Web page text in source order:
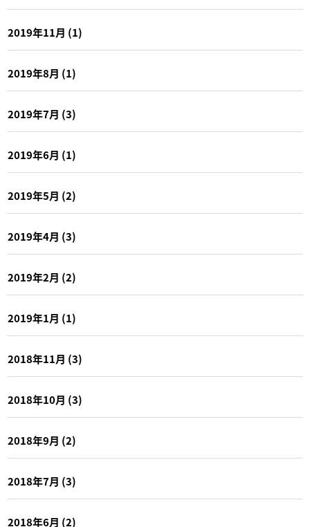
2019年11月 (1)
2019年8月 (1)
2019年7月 (3)
2019年6月 (1)
2019年5月 (2)
2019年4月 (3)
2019年2月 (2)
2019年1月 (1)
2018年11月 (3)
2018年10月 (3)
2018年9月 (2)
2018年7月 (3)
2018年6月 (2)